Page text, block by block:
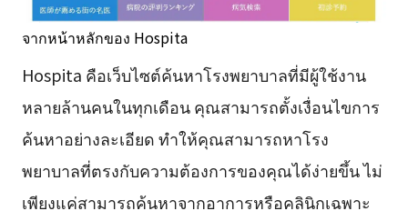
จากหน้าหลักของ Hospita
Hospita คือเว็บไซต์ค้นหาโรงพยาบาลที่มีผู้ใช้งาน
หลายล้านคนในทุกเดือน คุณสามารถตั้งเงื่อนไขการ
ค้นหาอย่างละเอียด ทำให้คุณสามารถหาโรง
พยาบาลที่ตรงกับความต้องการของคุณได้ง่ายขึ้น ไม่
เพียงแค่สามารถค้นหาจากอาการหรือคลินิกเฉพาะ